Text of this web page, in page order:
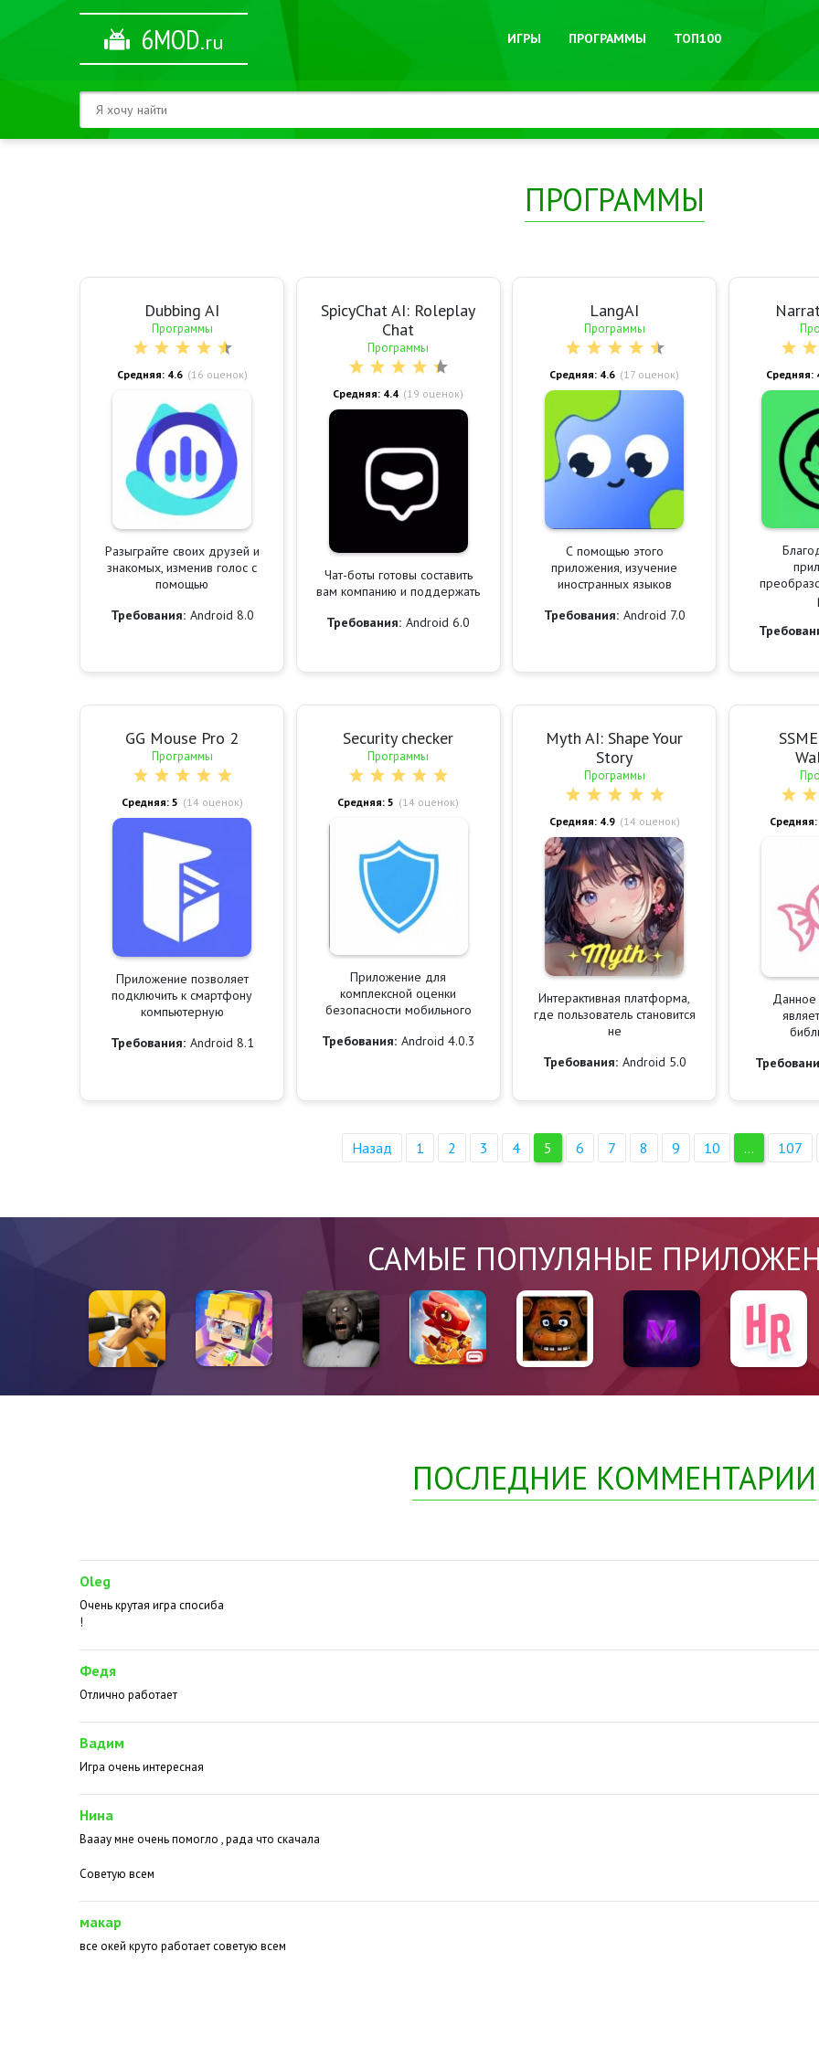
6MOD.ru ИГРЫ ПРОГРАММЫ ТОП100
ПРОГРАММЫ
Dubbing AI
Программы
Средняя: 4.6 (16 оценок)
Разыграйте своих друзей и
знакомых, изменив голос с
помощью
Требования: Android 8.0
SpicyChat AI: Roleplay
Chat
Программы
Средняя: 4.4 (19 оценок)
Чат-боты готовы составить
вам компанию и поддержать
Требования: Android 6.0
LangAI
Программы
Средняя: 4.6 (17 оценок)
С помощью этого
приложения, изучение
иностранных языков
Требования: Android 7.0
Средняя:
GG Mouse Pro 2
Программы
Средняя: 5 (14оценок)
Приложение позволяет
подключить к смартфону
компьютерную
Требования: Android 8.1
Security checker
Программы
Средняя: 5 (14 оценок)
Приложение для
комплексной оценки
безопасности мобильного
Требования: Android 4.0.3
Myth AI: Shape Your
Story
Программы
Средняя: 4.9 (14оценок)
Интерактивная платформа,
где пользователь становится
не
Требования: Android 5.0
Данное
Назад 1 2 3 4 5 6 7 8 9 10 ... 107
САМЫЕ ПОПУЛЯНЫЕ
ПОСЛЕДНИЕ КОММЕНТАРИИ
Oleg
Очень крутая игра спосиба
!
Федя
Отлично работает
Вадим
Игра очень интересная
Нина
Вааау мне очень помогло , рада что скачала
Советую всем
макар
все окей круто работает советую всем